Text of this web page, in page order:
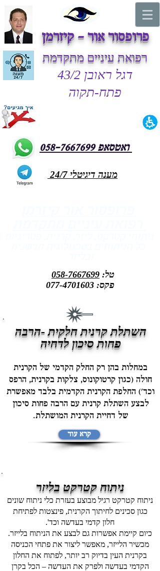
פרופסור אור - קיזרמן
רפואת עיניים מתקדמת
דגל ראובן 43/2
פתח-תקוה
ואטסאפ 058-7667699
מענה דיגיטלי 24/7
טל: 058-7667699
פקס: 077-4701603
השתלת קרנית חלקית -הרבה
פחות סיכון לדחיה
במחלות בהן רק החלק הקדמי של הקרנית
חולה (כגון קרטוקונוס, צלקות בקרנית, הרפס
וכד') החלפת הקרנית הקדמית בלבד מאפשרת
לבצע השתלת קרנית עם הרבה פחות סיכון
של דחיית הקרנית המושתלת.
קרא עוד
ניתוח קטרקט בליזר
ניתוח קטרקט רגיל מבוצע בעזרת כלי ניתוח שונים
כגון סכינים לחיתוך הקרנית, פינצטות לפתיחת
חלון קדמי בעדשה וכד'.
כיום קיימת אפשרות גם לבצע את הניתוח בלייזר.
מכשיר הלייזר, מאפשר ליצור את פתחי הכניסה
בקרנית העין בדיוק רב יותר, לפתוח את החלון
הקדמי בעדשה ולפרק את העדשה – הכל בקרן